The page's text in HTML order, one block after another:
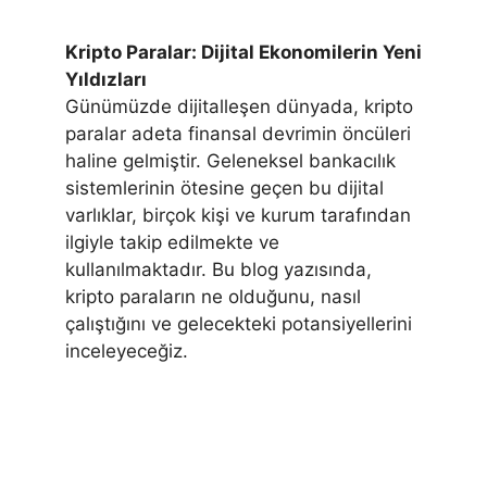
Kripto Paralar: Dijital Ekonomilerin Yeni
Yıldızları
Günümüzde dijitalleşen dünyada, kripto
paralar adeta finansal devrimin öncüleri
haline gelmiştir. Geleneksel bankacılık
sistemlerinin ötesine geçen bu dijital
varlıklar, birçok kişi ve kurum tarafından
ilgiyle takip edilmekte ve
kullanılmaktadır. Bu blog yazısında,
kripto paraların ne olduğunu, nasıl
çalıştığını ve gelecekteki potansiyellerini
inceleyeceğiz.